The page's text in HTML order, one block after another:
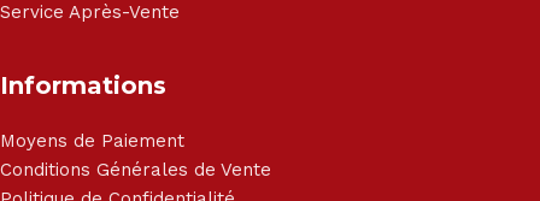
Service Après-Vente
Informations
Moyens de Paiement
Conditions Générales de Vente